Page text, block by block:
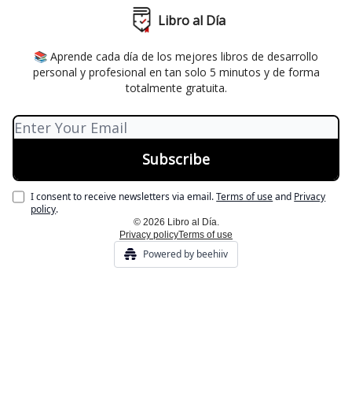
Libro al Día
📚 Aprende cada día de los mejores libros de desarrollo
personal y profesional en tan solo 5 minutos y de forma
totalmente gratuita.
I consent to receive newsletters via email.Terms of useand Privacy
policy.
© 2026 Libro al Día.
Privacy policyTerms of use
Powered by beehiiv